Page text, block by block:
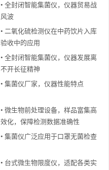
• 全封闭智能集菌仪，仪器贸易战
风波
• 二氧化硫检测仪在中药饮片入库
验收中的应用
• 全封闭智能集菌仪，仪器发展离
不开长征精神
• 集菌仪厂家，仪器性能特点
• 微生物前处理设备，样品富集高
效化，保障检测数据准确性
• 集菌仪广泛应用于口罩无菌检查
• 台式微生物限度仪，适配各类实